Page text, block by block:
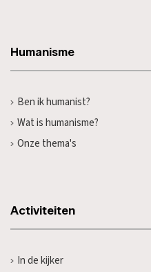
Humanisme
Ben ik humanist?
Wat is humanisme?
Onze thema's
Activiteiten
In de kijker